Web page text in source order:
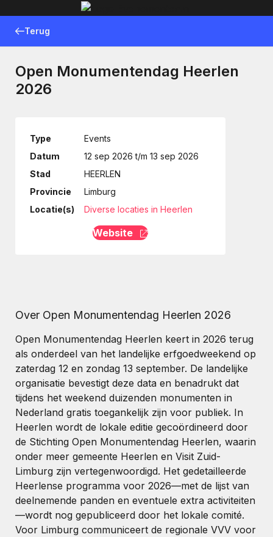
Terug
Open Monumentendag Heerlen
2026
Over Open Monumentendag Heerlen 2026
Open Monumentendag Heerlen keert in 2026 terug
als onderdeel van het landelijke erfgoedweekend op
zaterdag 12 en zondag 13 september. De landelijke
organisatie bevestigt deze data en benadrukt dat
tijdens het weekend duizenden monumenten in
Nederland gratis toegankelijk zijn voor publiek. In
Heerlen wordt de lokale editie gecoördineerd door
de Stichting Open Monumentendag Heerlen, waarin
onder meer gemeente Heerlen en Visit Zuid-
Limburg zijn vertegenwoordigd. Het gedetailleerde
Heerlense programma voor 2026—met de lijst van
deelnemende panden en eventuele extra activiteiten
—wordt nog gepubliceerd door het lokale comité.
Voor Limburg communiceert de regionale VVV voor
Type
Events
Datum
12 sep 2026 t/m 13 sep 2026
Stad
HEERLEN
Provincie
Limburg
Locatie(s)
Diverse locaties in Heerlen
Website